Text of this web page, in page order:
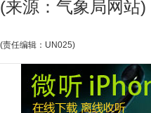
(来源：气象局网站)
(责任编辑：UN025)